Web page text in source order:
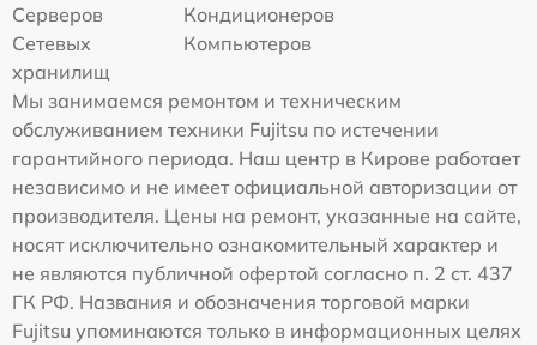
Серверов
Кондиционеров
Сетевых
хранилищ
Компьютеров
Мы занимаемся ремонтом и техническим
обслуживанием техники Fujitsu по истечении
гарантийного периода. Наш центр в Кирове работает
независимо и не имеет официальной авторизации от
производителя. Цены на ремонт, указанные на сайте,
носят исключительно ознакомительный характер и
не являются публичной офертой согласно п. 2 ст. 437
ГК РФ. Названия и обозначения торговой марки
Fujitsu упоминаются только в информационных целях